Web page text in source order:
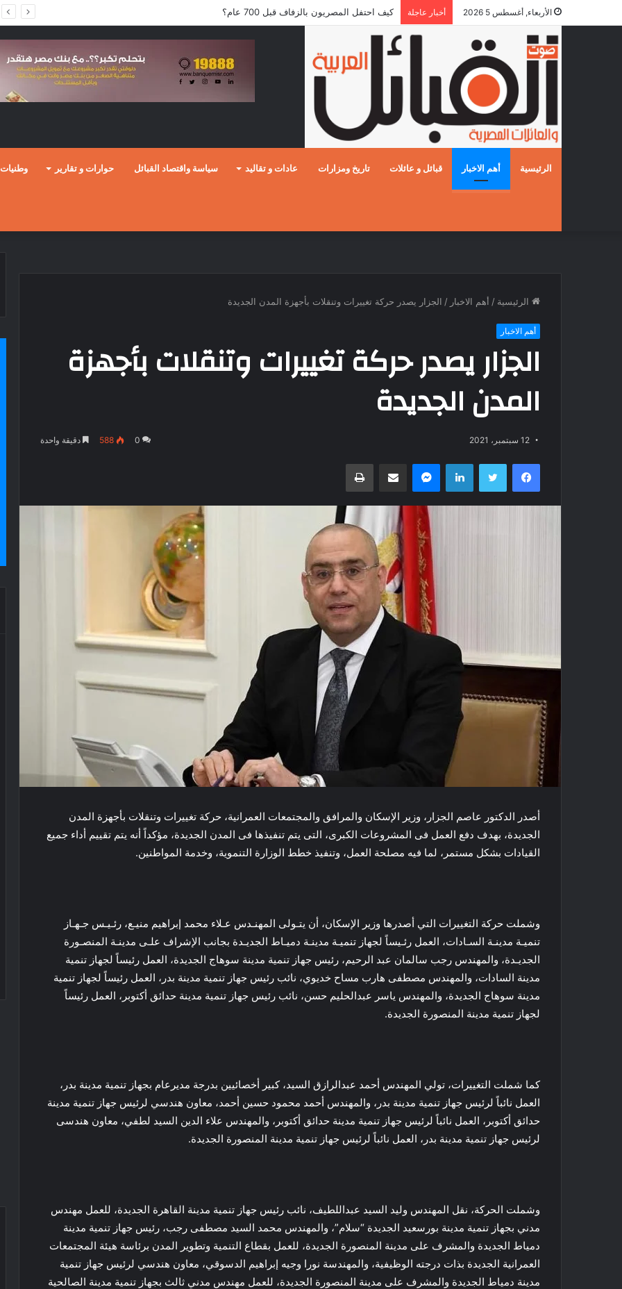
الأربعاء, أغسطس 5 2026 أخبار عاجلة كيف احتفل المصريون بالزفاف قبل 700 عام؟
الرئيسية أهم الاخبار قبائل و عائلات تاريخ ومزارات عادات و تقاليد سياسة واقتصاد القبائل حوارات و تقارير وطنيات
الرئيسية / أهم الاخبار / الجزار يصدر حركة تغييرات وتنقلات بأجهزة المدن الجديدة
أهم الاخبار
الجزار يصدر حركة تغييرات وتنقلات بأجهزة
المدن الجديدة
12 سبتمبر، 2021 0
588 دقيقة واحدة
فيسبوك تويتر لينكدإن ماسنجر مشاركة عبر البريد طباعة
أصدر الدكتور عاصم الجزار، وزير الإسكان والمرافق والمجتمعات العمرانية، حركة تغييرات وتنقلات بأجهزة المدن
الجديدة، بهدف دفع العمل فى المشروعات الكبرى، التى يتم تنفيذها فى المدن الجديدة، مؤكداً أنه يتم تقييم أداء جميع
القيادات بشكل مستمر، لما فيه مصلحة العمل، وتنفيذ خطط الوزارة التنموية، وخدمة المواطنين.
وشملت حركة التغييرات التي أصدرها وزير الإسكان، أن يتـولى المهنـدس عـلاء محمد إبراهيم منيـع، رئـيـس جـهـاز
تنميـة مدينـة السـادات، العمل رئـيساً لجهاز تنميـة مدينـة دميـاط الجديـدة بجانب الإشراف علـى مدينـة المنصـورة
الجديـدة، والمهندس رجب سالمان عبد الرحيم، رئيس جهاز تنمية مدينة سوهاج الجديدة، العمل رئيساً لجهاز تنمية
مدينة السادات، والمهندس مصطفی هارب مساح خديوي، نائب رئيس جهاز تنمية مدينة بدر، العمل رئيساً لجهاز تنمية
مدينة سوهاج الجديدة، والمهندس ياسر عبدالحليم حسن، نائب رئيس جهاز تنمية مدينة حدائق أكتوبر، العمل رئيساً
لجهاز تنمية مدينة المنصورة الجديدة.
كما شملت التغييرات، تولي المهندس أحمد عبدالرازق السيد، كبير أخصائيين بدرجة مديرعام بجهاز تنمية مدينة بدر،
العمل نائباً لرئيس جهاز تنمية مدينة بدر، والمهندس أحمد محمود حسین أحمد، معاون هندسي لرئيس جهاز تنمية مدينة
حدائق أکتوبر، العمل نائباً لرئيس جهاز تنمية مدينة حدائق أكتوبر، والمهندس علاء الدين السيد لطفي، معاون هندسی
لرئيس جهاز تنمية مدينة بدر، العمل نائباً لرئيس جهاز تنمية مدينة المنصورة الجديدة.
وشملت الحركة، نقل المهندس وليد السيد عبداللطيف، نائب رئيس جهاز تنمية مدينة القاهرة الجديدة، للعمل مهندس
مدني بجهاز تنمية مدينة بورسعيد الجديدة “سلام”، والمهندس محمد السيد مصطفى رجب، رئيس جهاز تنمية مدينة
دمياط الجديدة والمشرف على مدينة المنصورة الجديدة، للعمل بقطاع التنمية وتطوير المدن برئاسة هيئة المجتمعات
العمرانية الجديدة بذات درجته الوظيفية، والمهندسة نورا وجيه إبراهيم الدسوقي، معاون هندسي لرئيس جهاز تنمية
مدينة دمياط الجديدة والمشرف على مدينة المنصورة الجديدة، للعمل مهندس مدني ثالث بجهاز تنمية مدينة الصالحية